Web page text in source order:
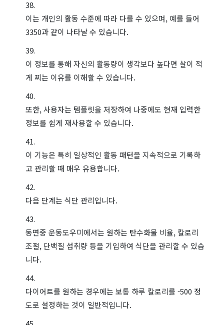
이는 개인의 활동 수준에 따라 다를 수 있으며, 예를 들어
3350과 같이 나타날 수 있습니다.
이 정보를 통해 자신의 활동량이 생각보다 높다면 살이 적
게 찌는 이유를 이해할 수 있습니다.
또한, 사용자는 템플릿을 저장하여 나중에도 현재 입력한
정보를 쉽게 재사용할 수 있습니다.
이 기능은 특히 일상적인 활동 패턴을 지속적으로 기록하
고 관리할 때 매우 유용합니다.
다음 단계는 식단 관리입니다.
동면중 운동도우미에서는 원하는 탄수화물 비율, 칼로리
조절, 단백질 섭취량 등을 기입하여 식단을 관리할 수 있습
니다.
다이어트를 원하는 경우에는 보통 하루 칼로리를 -500 정
도로 설정하는 것이 일반적입니다.